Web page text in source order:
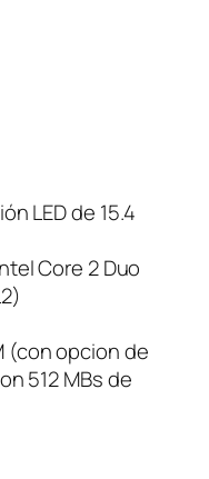
LED de 15.4
Core 2 Duo
(con opcion de
512 MBs de